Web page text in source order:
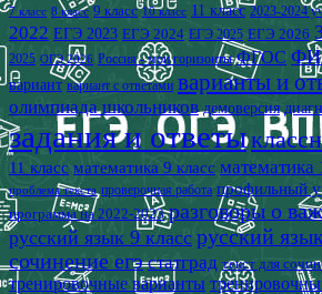
7 класс 8 класс 9 класс 10 класс 11 класс 2023-2024
2022 ЕГЭ 2023 ЕГЭ 2024 ЕГЭ 2025 ЕГЭ 2026
2025 ОГЭ 2026 Россия - мои горизонты ФГОС
вариант вариант с ответами варианты и
олимпиада школьников демоверсия
задания и ответы
11 класс математика 9 класс математика
проблема текста проверочная работа профильный
программа на 2022-2023 разговоры о
русский язык 9 класс русский
сочинение егэ статград текст для
тренировочные варианты